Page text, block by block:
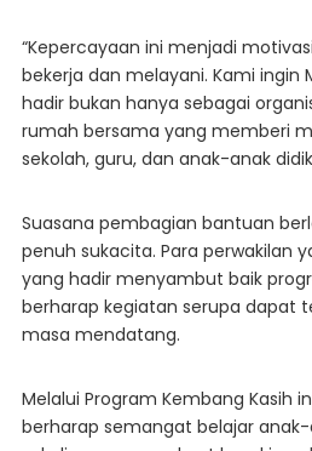
“Kepercayaan ini menjadi
bekerja dan melayani. Kami ingin
hadir bukan hanya sebagai
rumah bersama yang memberi
sekolah, guru, dan anak-anak
Suasana pembagian bantuan
penuh sukacita. Para perwakilan
yang hadir menyambut baik
berharap kegiatan serupa dapat
masa mendatang.
Melalui Program Kembang Kasih
berharap semangat belajar